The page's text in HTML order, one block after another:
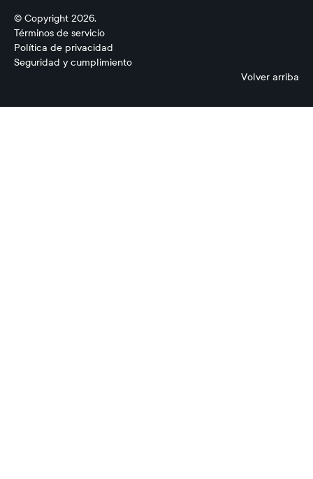
© Copyright 2026.
Términos de servicio
Política de privacidad
Seguridad y cumplimiento
Volver arriba